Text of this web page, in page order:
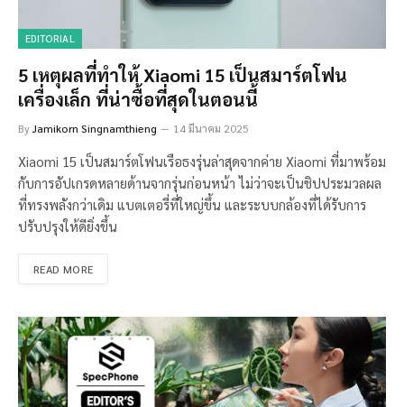
EDITORIAL
5 เหตุผลที่ทำให้ Xiaomi 15 เป็นสมาร์ตโฟน
เครื่องเล็ก ที่น่าซื้อที่สุดในตอนนี้
ByJamikorn Singnamthieng 14 มีนาคม 2025
Xiaomi 15 เป็นสมาร์ตโฟนเรือธงรุ่นล่าสุดจากค่าย Xiaomi ที่มาพร้อม
กับการอัปเกรดหลายด้านจากรุ่นก่อนหน้า ไม่ว่าจะเป็นชิปประมวลผล
ที่ทรงพลังกว่าเดิม แบตเตอรี่ที่ใหญ่ขึ้น และระบบกล้องที่ได้รับการ
ปรับปรุงให้ดียิ่งขึ้น
READ MORE